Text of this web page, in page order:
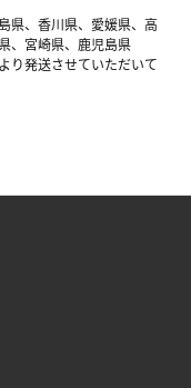
県、香川県、愛媛県、高
、宮崎県、鹿児島県
り発送させていただいて